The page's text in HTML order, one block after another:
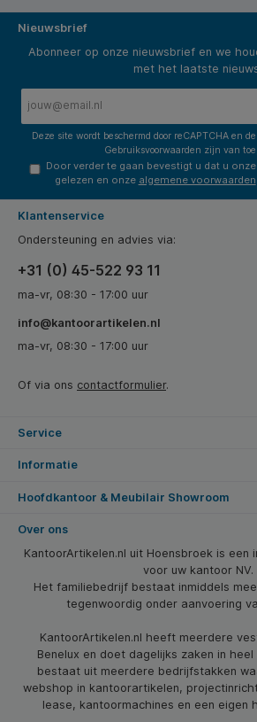
Nieuwsbrief
Abonneer op onze nieuwsbrief en we
met het laatste
Deze site wordt beschermd door reCAPTCHA en de
Gebruiksvoorwaarden zijn van
Door verder te gaan bevestigt u dat u onze
gelezen en onze algemene voorwaarden
Klantenservice
Ondersteuning en advies via:
+31 (0) 45-522 93 11
ma-vr, 08:30 - 17:00 uur
info@kantoorartikelen.nl
ma-vr, 08:30 - 17:00 uur
Of via ons contactformulier.
Service
Informatie
Hoofdkantoor & Meubilair Showroom
Over ons
KantoorArtikelen.nl uit Hoensbroek is een
voor uw kantoor NV.
Het familiebedrijf bestaat inmiddels
tegenwoordig onder aanvoering
KantoorArtikelen.nl heeft meerdere
Benelux en doet dagelijks zaken in
bestaat uit meerdere bedrijfstakken
webshop in kantoorartikelen,
lease, kantoormachines en een eigen